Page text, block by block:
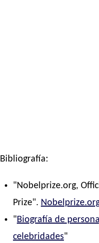
Bibliografía:
"Nobelprize.org,
Prize".
"Biografía de
celebridades"